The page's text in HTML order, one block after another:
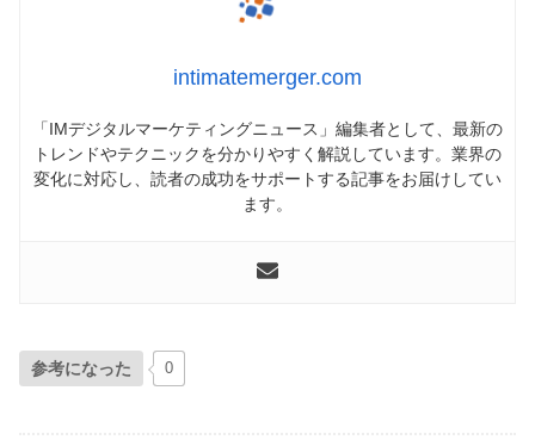
intimatemerger.com
「IMデジタルマーケティングニュース」編集者として、最新の
トレンドやテクニックを分かりやすく解説しています。業界の
変化に対応し、読者の成功をサポートする記事をお届けしてい
ます。
参考になった 0